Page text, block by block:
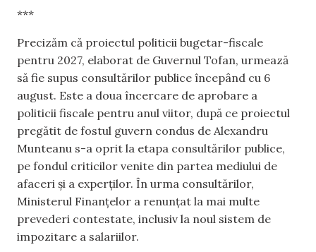
***
Precizăm că proiectul politicii bugetar-fiscale
pentru 2027, elaborat de Guvernul Tofan, urmează
să fie supus consultărilor publice începând cu 6
august. Este a doua încercare de aprobare a
politicii fiscale pentru anul viitor, după ce proiectul
pregătit de fostul guvern condus de Alexandru
Munteanu s-a oprit la etapa consultărilor publice,
pe fondul criticilor venite din partea mediului de
afaceri și a experților. În urma consultărilor,
Ministerul Finanțelor a renunțat la mai multe
prevederi contestate, inclusiv la noul sistem de
impozitare a salariilor.